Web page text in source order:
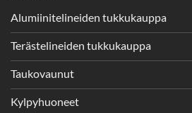
Alumiinitelineiden tukkukauppa
Terästelineiden tukkukauppa
Taukovaunut
Kylpyhuoneet